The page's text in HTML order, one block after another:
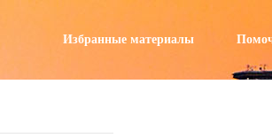
Избранные материалы